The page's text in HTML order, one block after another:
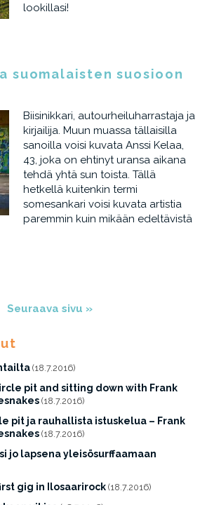
lookillasi!
suomalaisten suosioon
Biisinikkari, autourheiluharrastaja ja
kirjailija. Muun muassa tällaisilla
sanoilla voisi kuvata Anssi Kelaa,
43, joka on ehtinyt uransa aikana
tehdä yhtä sun toista. Tällä
hetkellä kuitenkin termi
somesankari voisi kuvata artistia
paremmin kuin mikään edeltävistä
Seuraava sivu »
(18.7.2016)
pit and sitting down with Frank
(18.7.2016)
pit ja rauhallista istuskelua – Frank
(18.7.2016)
jo lapsena yleisösurffaamaan
gig in Ilosaarirock(18.7.2016)